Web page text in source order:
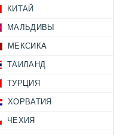
КИТАЙ
МАЛЬДИВЫ
МЕКСИКА
ТАИЛАНД
ТУРЦИЯ
ХОРВАТИЯ
ЧЕХИЯ